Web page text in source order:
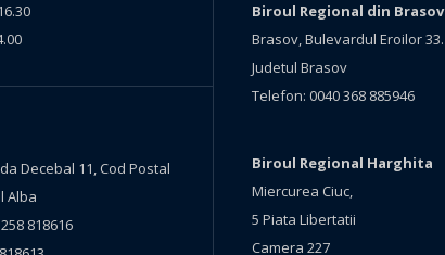
Decebal 11, Cod Postal
Alba
818616
Biroul Regional din Brasov
Brasov, Bulevardul Eroilor 33.
Judetul Brasov
Telefon: 0040 368 885946
Biroul Regional Harghita
Miercurea Ciuc,
5 Piata Libertatii
Camera 227